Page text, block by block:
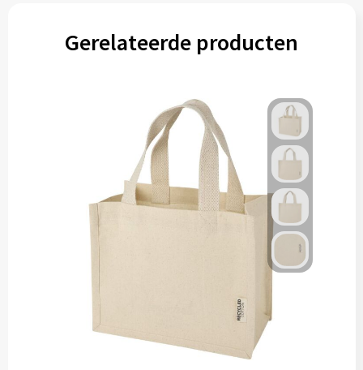
Persoonlijke verzorging
Gerelateerde producten